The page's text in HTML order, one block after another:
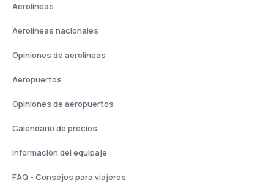
Aerolíneas
Aerolíneas nacionales
Opiniones de aerolíneas
Aeropuertos
Opiniones de aeropuertos
Calendario de precios
Información del equipaje
FAQ - Consejos para viajeros